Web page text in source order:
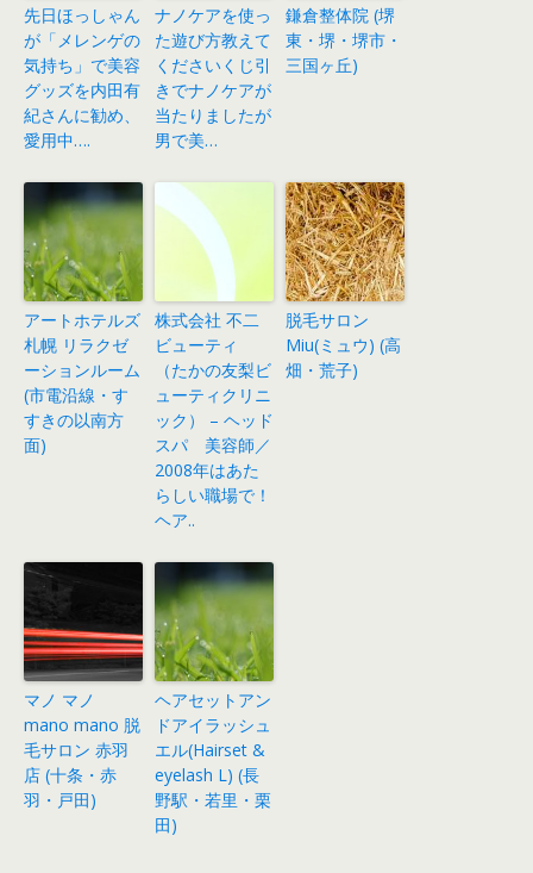
先日ほっしゃん
が「メレンゲの
気持ち」で美容
グッズを内田有
紀さんに勧め、
愛用中….
ナノケアを使っ
た遊び方教えて
くださいくじ引
きでナノケアが
当たりましたが
男で美…
鎌倉整体院 (堺
東・堺・堺市・
三国ヶ丘)
アートホテルズ
札幌 リラクゼ
ーションルーム
(市電沿線・す
すきの以南方
面)
株式会社 不二
ビューティ
（たかの友梨ビ
ューティクリニ
ック） – ヘッド
スパ 美容師／
2008年はあた
らしい職場で！
ヘア..
脱毛サロン
Miu(ミュウ) (高
畑・荒子)
マノ マノ
mano mano 脱
毛サロン 赤羽
店 (十条・赤
羽・戸田)
ヘアセットアン
ドアイラッシュ
エル(Hairset &
eyelash L) (長
野駅・若里・栗
田)